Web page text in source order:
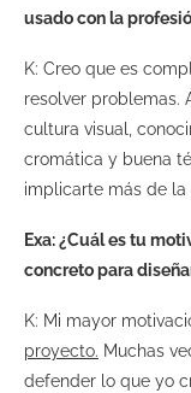
usado con la
K: Creo que es
resolver problemas.
cultura visual,
cromática y buena
implicarte más de la
Exa: ¿Cuál es tu
concreto para
K: Mi mayor
proyecto. Muchas
defender lo que yo